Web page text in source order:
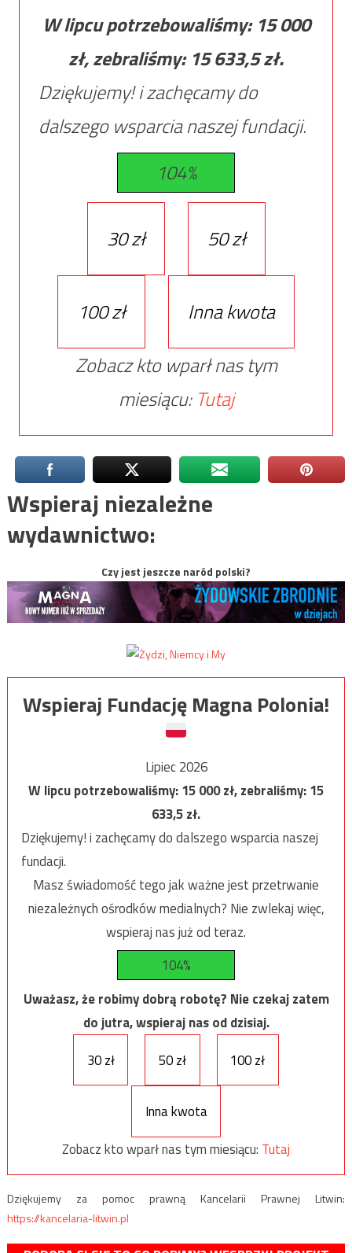
W lipcu potrzebowaliśmy: 15 000
zł, zebraliśmy: 15 633,5zł.
Dziękujemy! i zachęcamy do
dalszego wsparcia naszej fundacji.
104%
30 zł 50 zł
100 zł
Inna kwota
Zobacz kto wparł nas tym
miesiącu: Tutaj
Wspieraj niezależne
wydawnictwo:
Czy jest jeszcze naród polski?
Wspieraj Fundację Magna Polonia!
Lipiec 2026
W lipcu potrzebowaliśmy:15 000zł, zebraliśmy:15
633,5zł.
Dziękujemy! i zachęcamy do dalszego wsparcia naszej
fundacji.
Masz świadomość tego jak ważne jest przetrwanie
niezależnych ośrodków medialnych? Nie zwlekaj więc,
wspieraj nas już od teraz.
104%
Uważasz, że robimy dobrą robotę? Nie czekaj zatem
do jutra, wspieraj nas od dzisiaj.
30 zł
50 zł 100 zł
Inna kwota
Zobacz kto wparł nas tym miesiącu: Tutaj
Dziękujemy za pomoc prawną Kancelarii Prawnej Litwin:
https://kancelaria-litwin.pl